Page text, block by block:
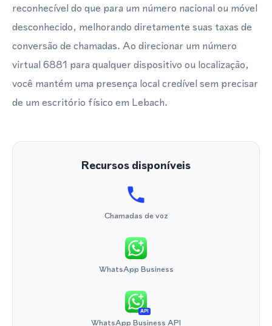
reconhecível do que para um número nacional ou móvel
desconhecido, melhorando diretamente suas taxas de
conversão de chamadas. Ao direcionar um número
virtual 6881 para qualquer dispositivo ou localização,
você mantém uma presença local credível sem precisar
de um escritório físico em Lebach.
Recursos disponíveis
Chamadas de voz
WhatsApp Business
API
WhatsApp Business API